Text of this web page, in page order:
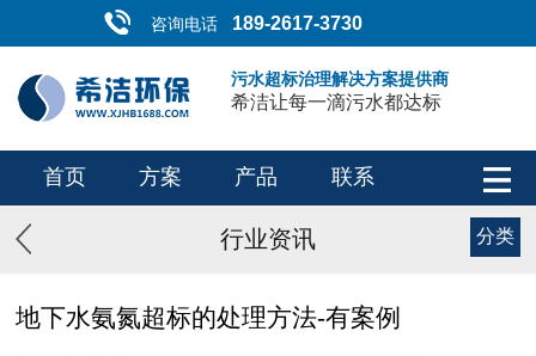
咨询电话 189-2617-3730
污水超标治理解决方案提供商
希洁让每一滴污水都达标
首页 方案 产品 联系
行业资讯 分类
地下水氨氮超标的处理方法-有案例